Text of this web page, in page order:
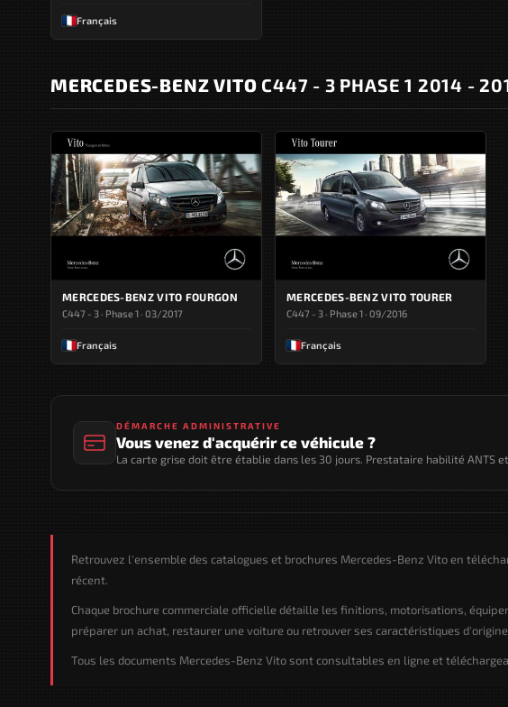
Français
MERCEDES-BENZ VITO C447 - 3 PHASE 1 2014 -
MERCEDES-BENZ VITO FOURGON
C447 - 3 · Phase 1 · 03/2017
Français
MERCEDES-BENZ VITO TOURER
C447 - 3 · Phase 1 · 09/2016
Français
DÉMARCHE ADMINISTRATIVE
Vous venez d'acquérir ce véhicule ?
La carte grise doit être établie dans les 30 jours. Prestataire habilité ANTS
Retrouvez l'ensemble des catalogues et brochures Mercedes-Benz Vito en
récent.
Chaque brochure commerciale officielle détaille les finitions, motorisations,
préparer un achat, restaurer une voiture ou retrouver ses caractéristiques
Tous les documents Mercedes-Benz Vito sont consultables en ligne et